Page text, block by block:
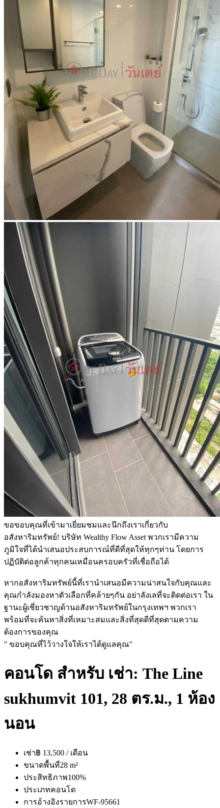
ขอขอบคุณที่เข้ามาเยี่ยมชมและนึกถึงเราเกี่ยวกับ
อสังหาริมทรัพย์! บริษัท Wealthy Flow Asset พวกเรามีความ
ภูมิใจที่ได้นำเสนอประสบการณ์ที่ดีที่สุดให้ทุกๆท่าน โดยการ
ปฏิบัติต่อลูกค้าทุกคนเหมือนครอบครัวที่เชื่อถือได้
หากอสังหาริมทรัพย์นี้ที่เรานำเสนอมีความน่าสนใจกับคุณและ
คุณกำลังมองหาตัวเลือกที่คล้ายๆกัน อย่าลังเลที่จะติดต่อเรา ใน
ฐานะผู้เชี่ยวชาญด้านอสังหาริมทรัพย์ในกรุงเทพฯ พวกเรา
พร้อมที่จะค้นหาสิ่งที่เหมาะสมและสิ่งที่สุดดีที่สุดตามความ
ต้องการของคุณ
" ขอบคุณที่ไว้วางใจให้เราได้ดูแลคุณ"
คอนโด สำหรับ เช่า: The Line
sukhumvit 101, 28 ตร.ม., 1 ห้อง
นอน
เช่า฿ 13,500 / เดือน
ขนาดพื้นที่28 m²
ประสิทธิภาพ100%
ประเภทคอนโด
การอ้างอิงรายการWF-95661